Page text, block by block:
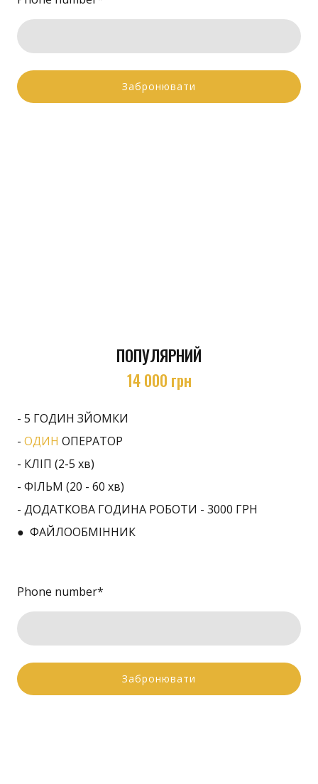
Забронювати
ПОПУЛЯРНИЙ
14 000 грн
- 5 ГОДИН ЗЙОМКИ
- ОДИН ОПЕРАТОР
- КЛІП (2-5 хв)
- ФІЛЬМ (20 - 60 хв)
- ДОДАТКОВА ГОДИНА РОБОТИ - 3000 ГРН
● ФАЙЛООБМІННИК
Phone number*
Забронювати